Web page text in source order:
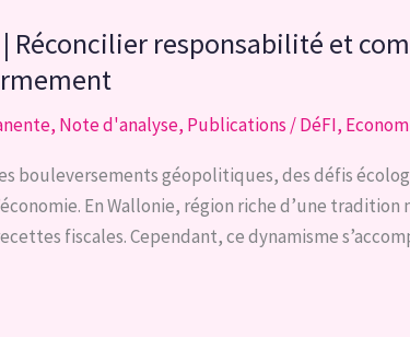
| Réconcilier responsabilité et
, Note d'analyse, Publications /DéFI,
bouleversements géopolitiques, des défis
En Wallonie, région riche d’une
fiscales. Cependant, ce dynamisme